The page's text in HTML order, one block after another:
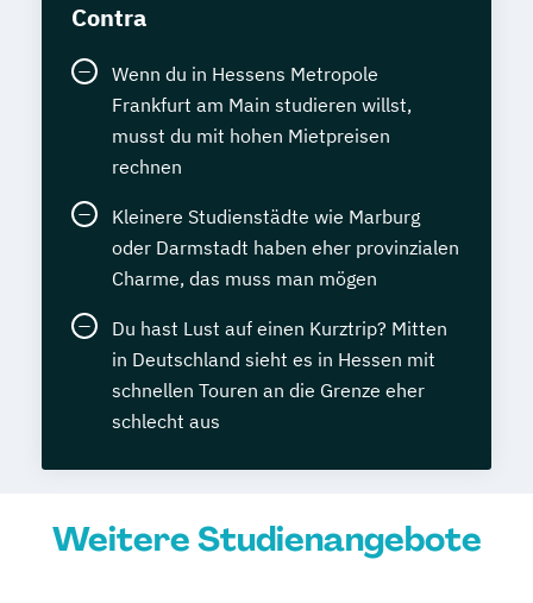
Contra
Wenn du in Hessens Metropole
Frankfurt am Main studieren willst,
musst du mit hohen Mietpreisen
rechnen
Kleinere Studienstädte wie Marburg
oder Darmstadt haben eher provinzialen
Charme, das muss man mögen
Du hast Lust auf einen Kurztrip? Mitten
in Deutschland sieht es in Hessen mit
schnellen Touren an die Grenze eher
schlecht aus
Weitere Studienangebote